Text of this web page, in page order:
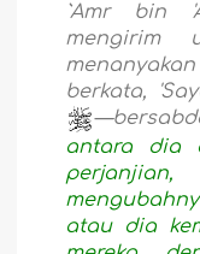
`Amr bin
mengirim
berkata,
antara dia
atau dia